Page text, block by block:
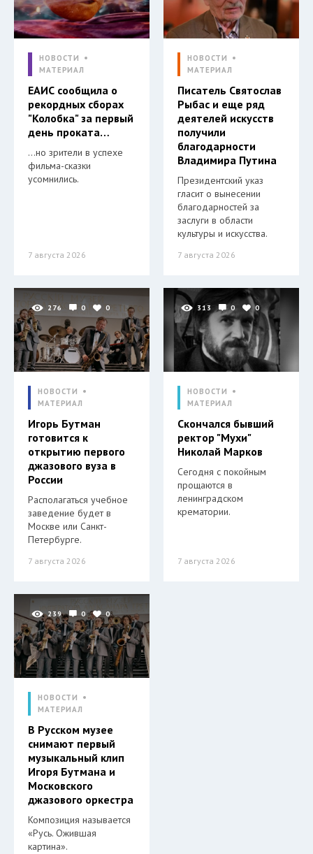
НОВОСТИ
МАТЕРИАЛ
ЕАИС сообщила о
рекордных сборах
"Колобка" за первый
день проката…
…но зрители в успехе
фильма-сказки
усомнились.
7 августа 2026
НОВОСТИ
МАТЕРИАЛ
Писатель Святослав
Рыбас и еще ряд
деятелей искусств
получили
благодарности
Владимира Путина
Президентский указ
гласит о вынесении
благодарностей за
заслуги в области
культуры и искусства.
7 августа 2026
276 0 0
НОВОСТИ
МАТЕРИАЛ
Игорь Бутман
готовится к
открытию первого
джазового вуза в
России
Располагаться учебное
заведение будет в
Москве или Санкт-
Петербурге.
7 августа 2026
313 0 0
НОВОСТИ
МАТЕРИАЛ
Скончался бывший
ректор "Мухи"
Николай Марков
Сегодня с покойным
прощаются в
ленинградском
крематории.
7 августа 2026
239 0 0
НОВОСТИ
МАТЕРИАЛ
В Русском музее
снимают первый
музыкальный клип
Игоря Бутмана и
Московского
джазового оркестра
Композиция называется
«Русь. Ожившая
картина».